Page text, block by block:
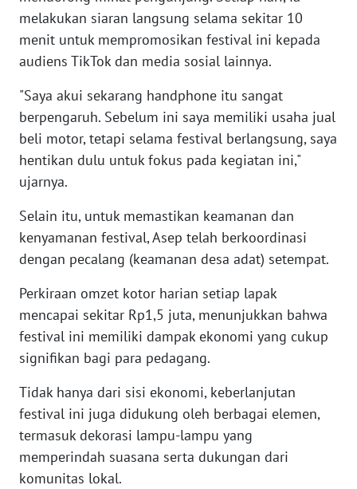
melakukan siaran langsung selama sekitar 10
menit untuk mempromosikan festival ini kepada
audiens TikTok dan media sosial lainnya.
"Saya akui sekarang handphone itu sangat
berpengaruh. Sebelum ini saya memiliki usaha jual
beli motor, tetapi selama festival berlangsung, saya
hentikan dulu untuk fokus pada kegiatan ini,"
ujarnya.
Selain itu, untuk memastikan keamanan dan
kenyamanan festival, Asep telah berkoordinasi
dengan pecalang (keamanan desa adat) setempat.
Perkiraan omzet kotor harian setiap lapak
mencapai sekitar Rp1,5 juta, menunjukkan bahwa
festival ini memiliki dampak ekonomi yang cukup
signifikan bagi para pedagang.
Tidak hanya dari sisi ekonomi, keberlanjutan
festival ini juga didukung oleh berbagai elemen,
termasuk dekorasi lampu-lampu yang
memperindah suasana serta dukungan dari
komunitas lokal.
WN
WN
WN
KALTIM
WN
WN
GORONTALO
WN
WN
MALUKU
MALUT